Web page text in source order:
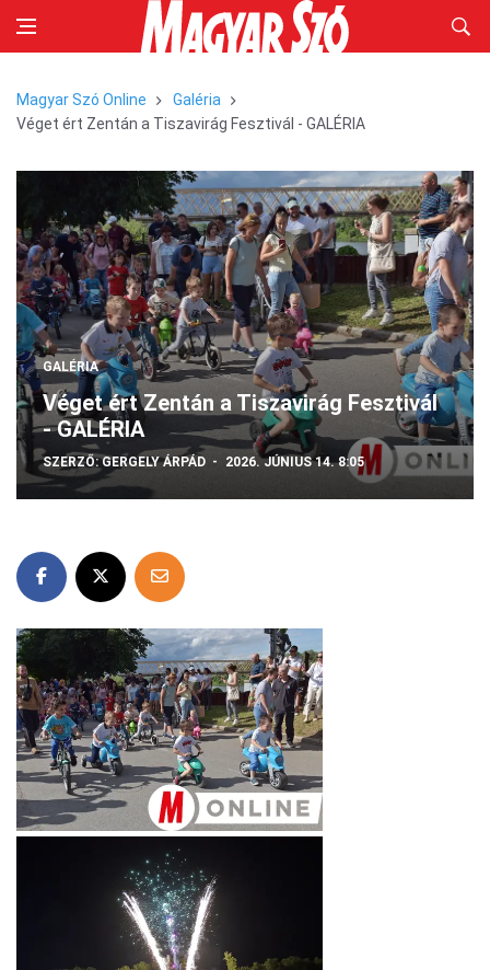
Magyar Szó Online
Galéria
Véget ért Zentán a Tiszavirág Fesztivál - GALÉRIA
GALÉRIA
Véget ért Zentán a Tiszavirág Fesztivál
- GALÉRIA
SZERZŐ: GERGELY ÁRPÁD 2026. JÚNIUS 14. 8:05